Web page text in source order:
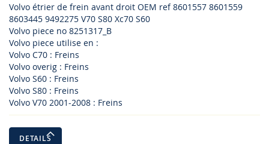
Volvo étrier de frein avant droit OEM ref 8601557 8601559
8603445 9492275 V70 S80 Xc70 S60
Volvo piece no 8251317_B
Volvo piece utilise en :
Volvo C70 : Freins
Volvo overig : Freins
Volvo S60 : Freins
Volvo S80 : Freins
Volvo V70 2001-2008 : Freins
DETAILS